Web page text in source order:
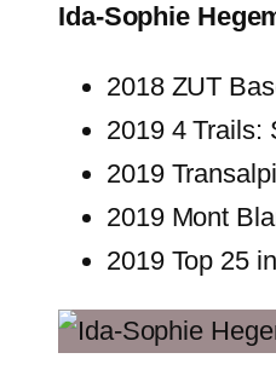
Ida-Sophie
2018 ZUT
2019 4 Trails:
2019
2019 Mont
2019 Top 25